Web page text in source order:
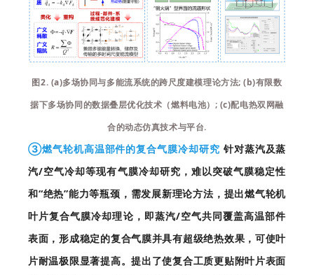
图2. (a)多场协同与多能流系统的跨尺度建模理论方法; (b)有限数
据下多场协同的数据叠层优化技术（燃料电池）; (c)配电热双网融
合的动态仿真技术与平台.
③燃气轮机高温部件的复合气膜冷却研究 针对蒸汽及蒸
汽/空气冷却等现有气膜冷却研究，难以突破气膜稳定性
和“绝热”能力等瓶颈，需发展新理论方法，提出燃气轮机
叶片复合气膜冷却理论，即蒸汽/空气共同覆盖高温部件
表面，形成稳定的复合气膜并具有超级绝热效果，可使叶
片耐温极限显著提高。提出了使复合工质更贴附叶片表面